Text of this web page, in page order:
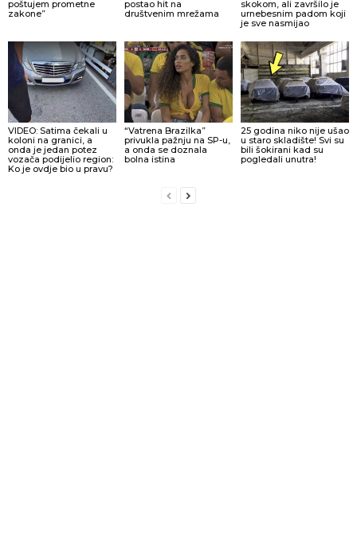
poštujem prometne
zakone”
postao hit na
društvenim mrežama
skokom, ali završilo je
urnebesnim padom koji
je sve nasmijao
VIDEO: Satima čekali u
koloni na granici, a
onda je jedan potez
vozača podijelio region:
Ko je ovdje bio u pravu?
“Vatrena Brazilka”
privukla pažnju na SP-u,
a onda se doznala
bolna istina
25 godina niko nije ušao
u staro skladište! Svi su
bili šokirani kad su
pogledali unutra!